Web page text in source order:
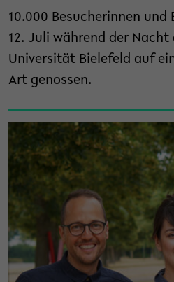
10.000 Besucherinnen und
12. Juli während der Nacht
Universität Bielefeld auf
Art genossen.